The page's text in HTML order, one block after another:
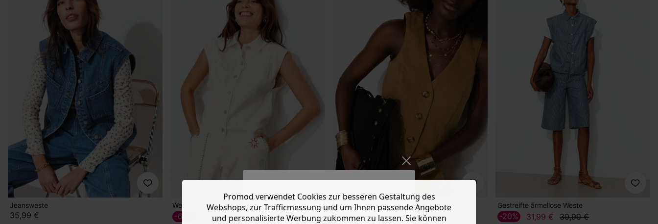
Jeansweste
35,99 €
Weste "Sisters Club"
15,99 € 39,99 €
-60%
Unifarbene Canvas-Weste
17,99 € 35,99 €
-50%
Gestreifte ärmellose Weste
31,99 € 39,99 €
-20%
Promod verwendet Cookies zur besseren Gestaltung des
Webshops, zur Trafficmessung und um Ihnen passende Angebote
und personalisierte Werbung zukommen zu lassen. Sie können